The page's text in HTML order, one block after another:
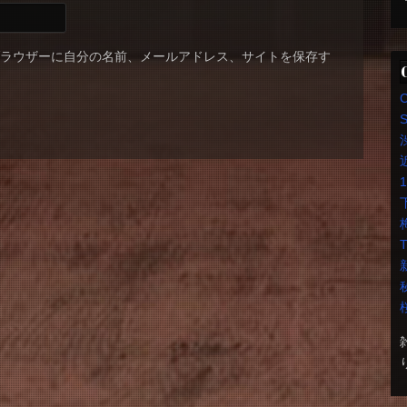
ウザーに自分の名前、メールアドレス、サイトを保存す